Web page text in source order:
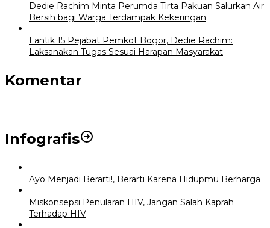
Dedie Rachim Minta Perumda Tirta Pakuan Salurkan Air
Bersih bagi Warga Terdampak Kekeringan
Lantik 15 Pejabat Pemkot Bogor, Dedie Rachim:
Laksanakan Tugas Sesuai Harapan Masyarakat
Komentar
Infografis
Ayo Menjadi Berarti!, Berarti Karena Hidupmu Berharga
Miskonsepsi Penularan HIV, Jangan Salah Kaprah
Terhadap HIV